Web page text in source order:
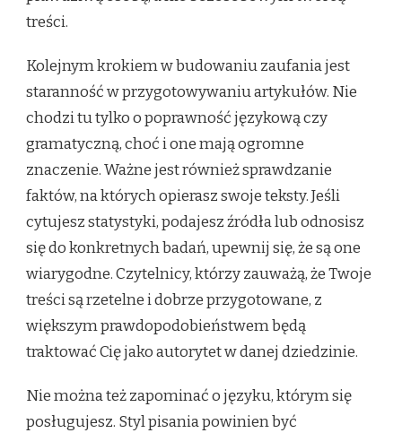
treści.
Kolejnym krokiem w budowaniu zaufania jest
staranność w przygotowywaniu artykułów. Nie
chodzi tu tylko o poprawność językową czy
gramatyczną, choć i one mają ogromne
znaczenie. Ważne jest również sprawdzanie
faktów, na których opierasz swoje teksty. Jeśli
cytujesz statystyki, podajesz źródła lub odnosisz
się do konkretnych badań, upewnij się, że są one
wiarygodne. Czytelnicy, którzy zauważą, że Twoje
treści są rzetelne i dobrze przygotowane, z
większym prawdopodobieństwem będą
traktować Cię jako autorytet w danej dziedzinie.
Nie można też zapominać o języku, którym się
posługujesz. Styl pisania powinien być